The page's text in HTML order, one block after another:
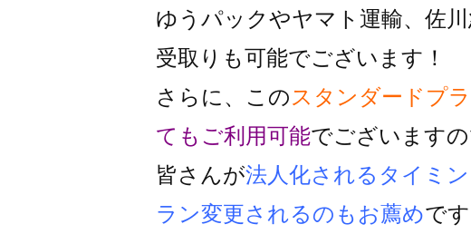
ゆうパックやヤマト運輸、佐
受取りも可能でございます！
さらに、この スタンダードプ
ても ご利用可能でございます
皆さんが法人化されるタイミ
ラン変更されるのもお薦めです